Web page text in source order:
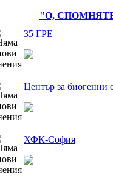
"О,
35 ГРЕ
Център за биогенни
ХФК-София